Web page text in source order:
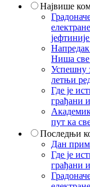
Највише
Ниша све
Успешну
летњи
Где је
грађани
пут ка
Последњи
Дан
Где је
грађани